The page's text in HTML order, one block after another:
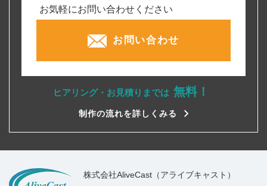
お気軽にお問い合わせください
お問い合わせ
ヒアリング・お見積りまでは 無料！
制作の流れを詳しくみる
株式会社AliveCast（アライブキャスト）